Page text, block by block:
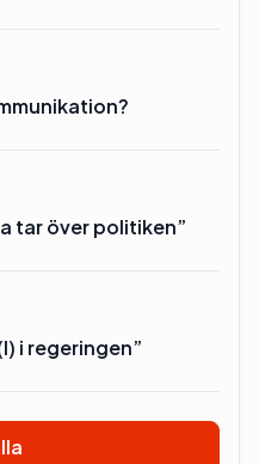
tar över politiken”
i regeringen”